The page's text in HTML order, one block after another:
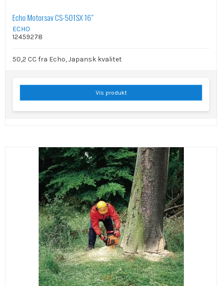
Echo Motorsav CS-501SX 16"
ECHO
12459278
50,2 CC fra Echo, Japansk kvalitet
Vis produkt